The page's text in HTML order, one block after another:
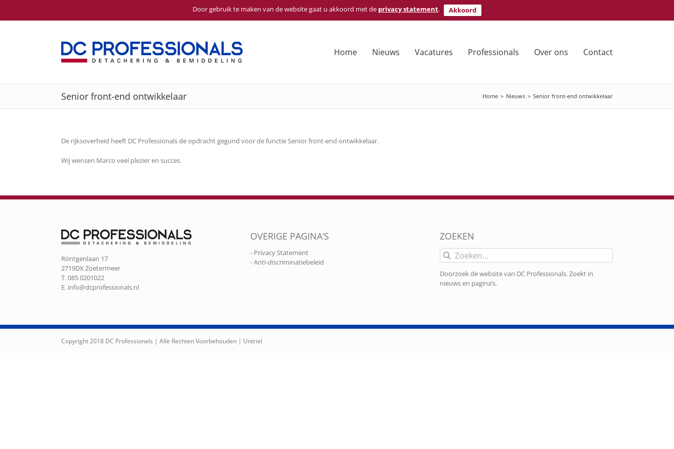
Door gebruik te maken van de website gaat u akkoord met de privacy statement.
Akkoord
Ga
Home Nieuws Vacatures Professionals Over ons Contact
Senior front-end ontwikkelaar Home > Nieuws > Senior front-end ontwikkelaar
De rijksoverheid heeft DC Professionals de opdracht gegund voor de functie Senior front-end ontwikkelaar.
Wij wensen Marco veel plezier en succes.
Röntgenlaan 17
2719DX Zoetermeer
T. 085 0201022
E. info@dcprofessionals.nl
OVERIGE PAGINA’S
- Privacy Statement
- Anti-discriminatiebeleid
ZOEKEN
Zoeken
naar:
Doorzoek de website van DC Professionals. Zoekt in
nieuws en pagina’s.
Copyright 2018 DC Professionals | Alle Rechten Voorbehouden | Untriel